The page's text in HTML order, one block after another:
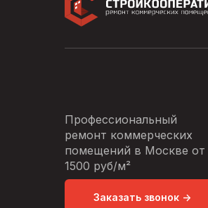
Профессиональный
ремонт коммерческих
помещений в Москве от
1500 руб/м²
Заказать звонок ->